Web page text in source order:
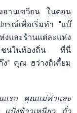
อานเซวียน ในตอน
รณ์เพื่อเริ่มทำ "แบ๊
และร้านแต่ละแห่ง
ชุมชนในท้องถิ่น ที่นี่
ง" คุณ ฮว่างถิเคี้ยม
แรก คุณแม่ทำและ